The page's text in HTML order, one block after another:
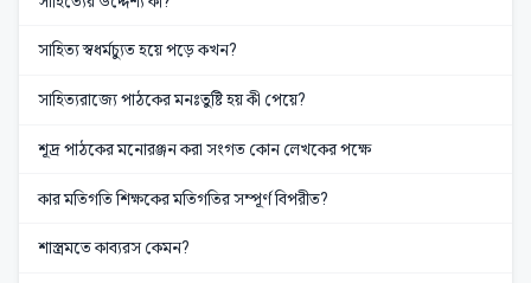
সাহিত্য স্বধর্মচ্যুত হয়ে পড়ে কখন?
সাহিত্যরাজ্যে পাঠকের মনঃতুষ্টি হয় কী পেয়ে?
শূদ্র পাঠকের মনোরঞ্জন করা সংগত কোন লেখকের পক্ষে
কার মতিগতি শিক্ষকের মতিগতির সম্পূর্ণ বিপরীত?
শাস্ত্রমতে কাব্যরস কেমন?